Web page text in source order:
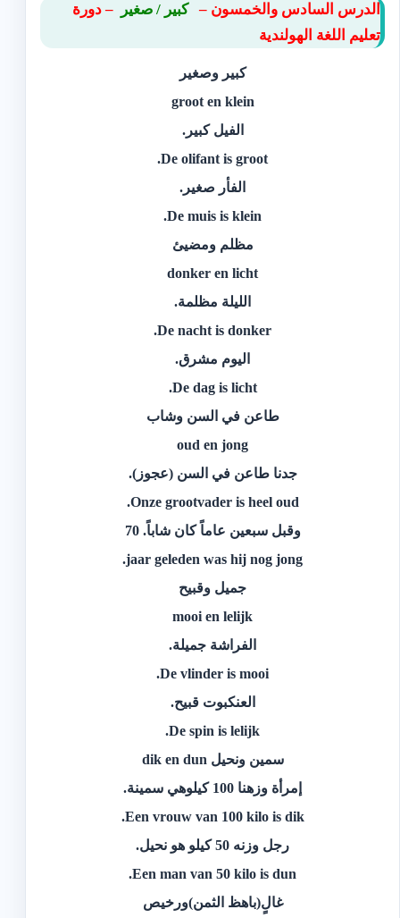
الدرس السادس والخمسون – ‫ ‫ ‫‫‫ ‫كبير / صغير
– ‫‫دورة
تعليم اللغة الهولندية
كبير وصغير‬
groot en klein
‫الفيل كبير.‬
De olifant is groot.
‫الفأر صغير.‬
De muis is klein.
‫مظلم ومضيئ‬
donker en licht
‫الليلة مظلمة.‬
De nacht is donker.
‫اليوم مشرق.‬
De dag is licht.
‫طاعن في السن وشاب‬
oud en jong
‫جدنا طاعن في السن (عجوز).‬
Onze grootvader is heel oud.
‫وقبل سبعين عاماً كان شاباً.‬ 70
jaar geleden was hij nog jong.
‫جميل وقبيح‬
mooi en lelijk
‫الفراشة جميلة.‬
De vlinder is mooi.
‫العنكبوت قبيح.‬
De spin is lelijk.
‫سمين ونحيل‬ dik en dun
‫إمرأة وزهنا 100 كيلوهي سمينة.‬
Een vrouw van 100 kilo is dik.
‫رجل وزنه 50 كيلو هو نحيل.‬
Een man van 50 kilo is dun.
‫غالٍ(باهظ الثمن)ورخيص‬